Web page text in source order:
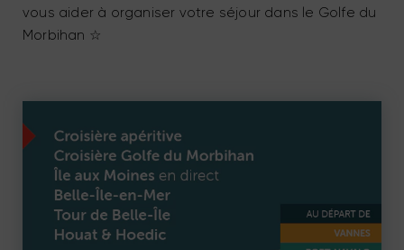
vous aider à organiser votre séjour dans le Golfe du
Morbihan ☆